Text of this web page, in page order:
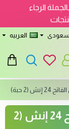
الرجاء
سعودى العربيه
(2 حبة)
بالون ستاندرد البنفسجي الفاتح 24 إنش (2